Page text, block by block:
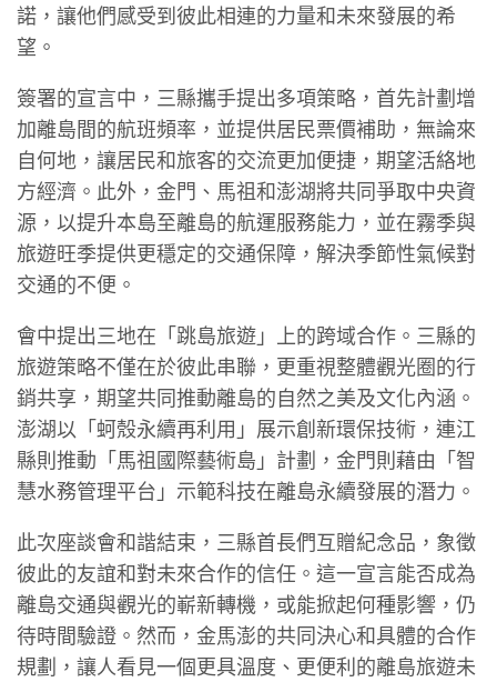
諾，讓他們感受到彼此相連的力量和未來發展的希
望。
簽署的宣言中，三縣攜手提出多項策略，首先計劃增
加離島間的航班頻率，並提供居民票價補助，無論來
自何地，讓居民和旅客的交流更加便捷，期望活絡地
方經濟。此外，金門、馬祖和澎湖將共同爭取中央資
源，以提升本島至離島的航運服務能力，並在霧季與
旅遊旺季提供更穩定的交通保障，解決季節性氣候對
交通的不便。
會中提出三地在「跳島旅遊」上的跨域合作。三縣的
旅遊策略不僅在於彼此串聯，更重視整體觀光圈的行
銷共享，期望共同推動離島的自然之美及文化內涵。
澎湖以「蚵殼永續再利用」展示創新環保技術，連江
縣則推動「馬祖國際藝術島」計劃，金門則藉由「智
慧水務管理平台」示範科技在離島永續發展的潛力。
此次座談會和諧結束，三縣首長們互贈紀念品，象徵
彼此的友誼和對未來合作的信任。這一宣言能否成為
離島交通與觀光的嶄新轉機，或能掀起何種影響，仍
待時間驗證。然而，金馬澎的共同決心和具體的合作
規劃，讓人看見一個更具溫度、更便利的離島旅遊未